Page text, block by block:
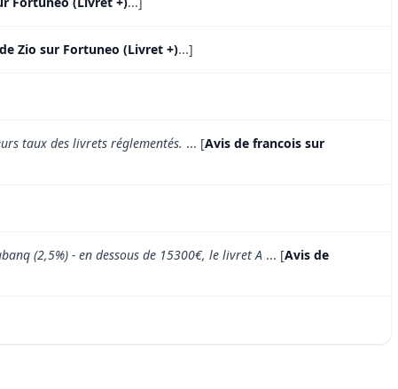
Zio sur Fortuneo (Livret +)...]
taux des livrets réglementés. ... [Avis de francois sur
(2,5%) - en dessous de 15300€, le livret A ... [Avis de